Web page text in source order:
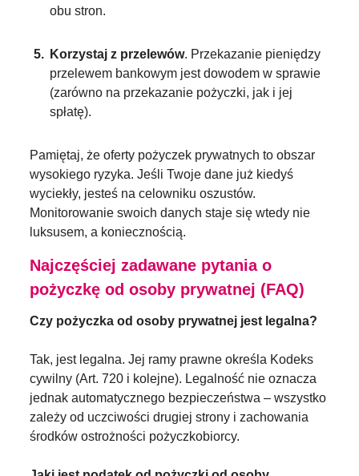
obu stron.
Korzystaj z przelewów. Przekazanie pieniędzy
przelewem bankowym jest dowodem w sprawie
(zarówno na przekazanie pożyczki, jak i jej
spłatę).
Pamiętaj, że oferty pożyczek prywatnych to obszar
wysokiego ryzyka. Jeśli Twoje dane już kiedyś
wyciekły, jesteś na celowniku oszustów.
Monitorowanie swoich danych staje się wtedy nie
luksusem, a koniecznością.
Najczęściej zadawane pytania o
pożyczkę od osoby prywatnej (FAQ)
Czy pożyczka od osoby prywatnej jest legalna?
Tak, jest legalna. Jej ramy prawne określa Kodeks
cywilny (Art. 720 i kolejne). Legalność nie oznacza
jednak automatycznego bezpieczeństwa – wszystko
zależy od uczciwości drugiej strony i zachowania
środków ostrożności pożyczkobiorcy.